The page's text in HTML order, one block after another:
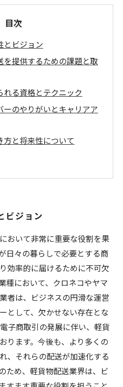
目次
とビジョン
を提供するための課題と取
れる資格とテクニック
ーのやりがいとキャリアア
方と将来性について
ビジョン
おいて非常に重要な役割を果
日々の暮らしで必要とする商
効率的に届けるために不可欠
種において、クロネコやヤマ
者は、ビジネスの円滑な運営
として、欠かせない存在とな
子商取引の発展に伴い、軽貨
ります。今後も、より多くの
、それらの配送が加速化する
ため、軽貨物配送業界は、ビ